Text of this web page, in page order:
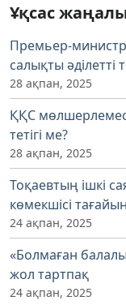
Ұқсас
Премьер-министр
салықты
28 ақпан, 2025
ҚҚС
тетігі ме?
28 ақпан, 2025
Тоқаевтың ішкі
көмекшісі
24 ақпан, 2025
«Болмаған
жол тартпақ
24 ақпан, 2025